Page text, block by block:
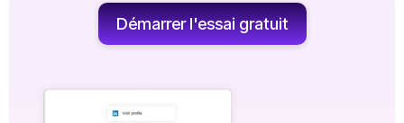
Démarrer l'essai gratuit